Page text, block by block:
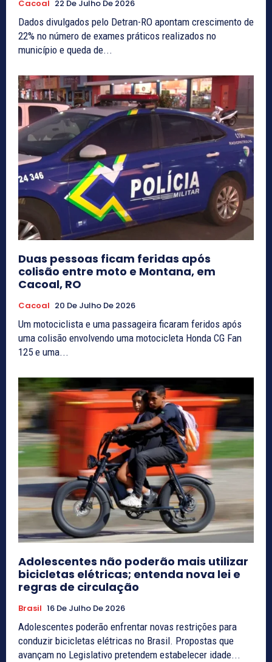
Cacoal 22 De Julho De 2026
Dados divulgados pelo Detran-RO apontam crescimento de
22% no número de exames práticos realizados no
município e queda de...
Duas pessoas ficam feridas após
colisão entre moto e Montana, em
Cacoal, RO
Cacoal 20 De Julho De 2026
Um motociclista e uma passageira ficaram feridos após
uma colisão envolvendo uma motocicleta Honda CG Fan
125 e uma...
Adolescentes não poderão mais utilizar
bicicletas elétricas; entenda nova lei e
regras de circulação
Brasil 16 De Julho De 2026
Adolescentes poderão enfrentar novas restrições para
conduzir bicicletas elétricas no Brasil. Propostas que
avançam no Legislativo pretendem estabelecer idade...